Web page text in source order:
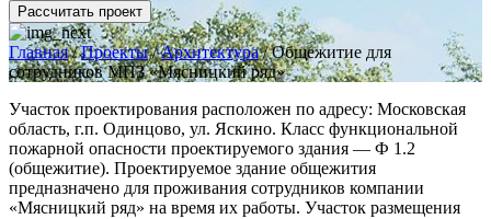
Рассчитать проект
Главная /Проекты /Архитектура /Общежитие для
сотрудников МПЗ «Мясницкий ряд»
Участок проектирования расположен по адресу: Московская
область, г.п. Одинцово, ул. Яскино. Класс функциональной
пожарной опасности проектируемого здания — Ф 1.2
(общежитие). Проектируемое здание общежития
предназначено для проживания сотрудников компании
«Мясницкий ряд» на время их работы. Участок размещения